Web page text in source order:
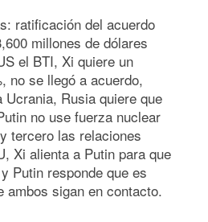
ratificación del acuerdo
millones de dólares
el BTI, Xi quiere un
no se llegó a acuerdo,
Ucrania, Rusia quiere que
no use fuerza nuclear
tercero las relaciones
Xi alienta a Putin para que
Putin responde que es
ambos sigan en contacto.